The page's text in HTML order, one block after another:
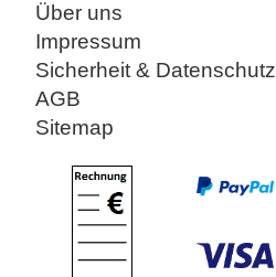
Über uns
Impressum
Sicherheit & Datenschutz
AGB
Sitemap